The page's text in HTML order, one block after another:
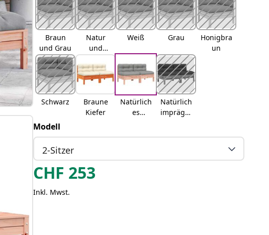
Braun
und Grau
Natur
und
Creme
Weiß Grau
Honigbra
un
Schwarz
Braune
Kiefer
Natürlich
es
Natürlich
imprägni
Modell
2-Sitzer
CHF 253
Inkl. Mwst.